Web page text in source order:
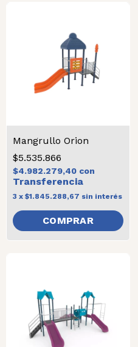
Mangrullo Orion
$5.535.866
$4.982.279,40 con
3 x $1.845.288,67 sin interés
COMPRAR